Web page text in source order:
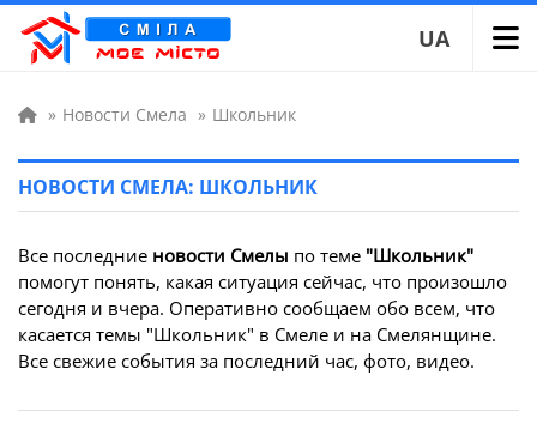
UA
» Новости Смела » Школьник
НОВОСТИ СМЕЛА: ШКОЛЬНИК
Все последние новости Смелы по теме "Школьник"
помогут понять, какая ситуация сейчас, что произошло
сегодня и вчера. Оперативно сообщаем обо всем, что
касается темы "Школьник" в Смеле и на Смелянщине.
Все свежие события за последний час, фото, видео.